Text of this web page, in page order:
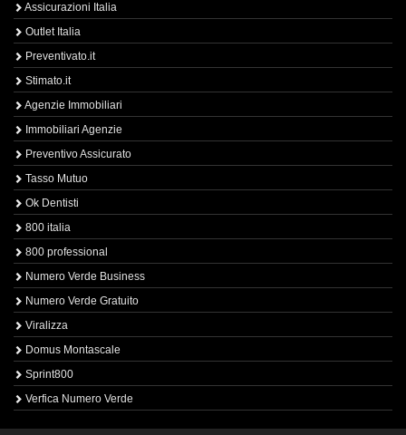
Assicurazioni Italia
Outlet Italia
Preventivato.it
Stimato.it
Agenzie Immobiliari
Immobiliari Agenzie
Preventivo Assicurato
Tasso Mutuo
Ok Dentisti
800 italia
800 professional
Numero Verde Business
Numero Verde Gratuito
Viralizza
Domus Montascale
Sprint800
Verfica Numero Verde